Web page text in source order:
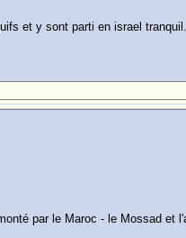
et y sont parti en israel
par le Maroc - le Mossad et